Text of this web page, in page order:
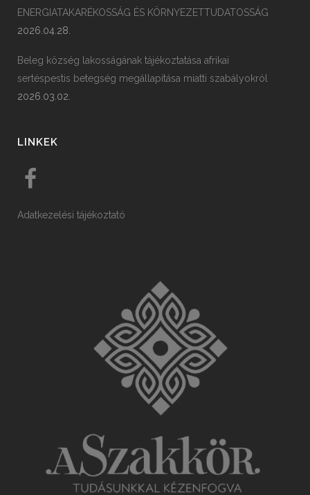
ENERGIATAKARÉKOSSÁG ÉS KÖRNYEZETTUDATOSSÁG
2026.04.28.
Beleg község lakosságának tájékoztatása afrikai
sertéspestis betegség megállapítása miatti szabályokról
2026.03.02.
LINKEK
Adatkezelési tájékoztató